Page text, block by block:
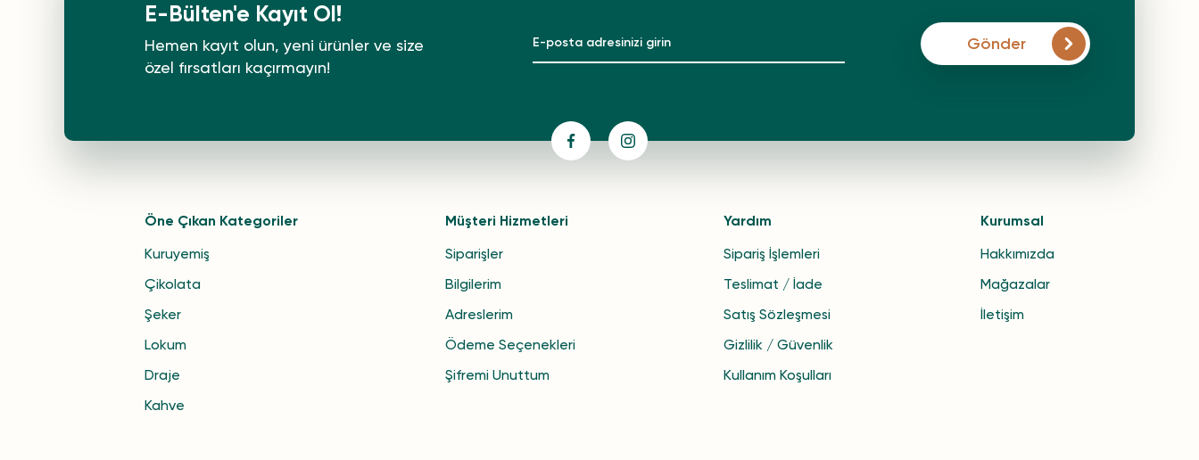
E-Bülten'e Kayıt Ol!
Hemen kayıt olun, yeni ürünler ve size
özel fırsatları kaçırmayın!
Gönder
Öne Çıkan Kategoriler
Kuruyemiş
Çikolata
Şeker
Lokum
Draje
Kahve
Müşteri Hizmetleri
Siparişler
Bilgilerim
Adreslerim
Ödeme Seçenekleri
Şifremi Unuttum
Yardım
Sipariş İşlemleri
Teslimat / İade
Satış Sözleşmesi
Gizlilik / Güvenlik
Kullanım Koşulları
Kurumsal
Hakkımızda
Mağazalar
İletişim